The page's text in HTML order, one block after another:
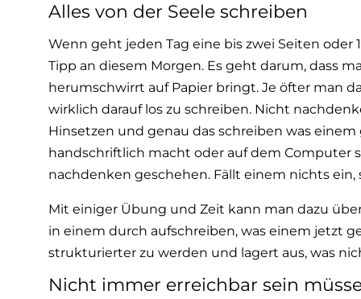
Alles von der Seele schreiben
Wenn geht jeden Tag eine bis zwei Seiten oder
Tipp an diesem Morgen. Es geht darum, dass
herumschwirrt auf Papier bringt. Je öfter man
wirklich darauf los zu schreiben. Nicht
Hinsetzen und genau das schreiben was
handschriftlich macht oder auf dem Computer
nachdenken geschehen. Fällt einem nichts
Mit einiger Übung und Zeit kann man dazu
in einem durch aufschreiben, was einem jetzt
strukturierter zu werden und lagert aus, was
Nicht immer erreichbar sein